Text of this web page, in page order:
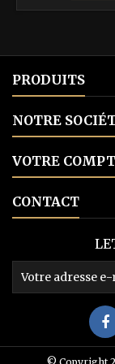
PRODUITS
NOTRE
VOTRE
CONTACT